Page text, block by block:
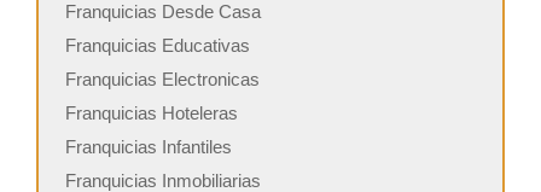
Franquicias Desde Casa
Franquicias Educativas
Franquicias Electronicas
Franquicias Hoteleras
Franquicias Infantiles
Franquicias Inmobiliarias